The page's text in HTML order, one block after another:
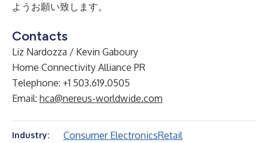
ようお願い致します。
Contacts
Liz Nardozza / Kevin Gaboury
Home Connectivity Alliance PR
Telephone: +1 503.619.0505
Email: hca@nereus-worldwide.com
Industry: Consumer ElectronicsRetail